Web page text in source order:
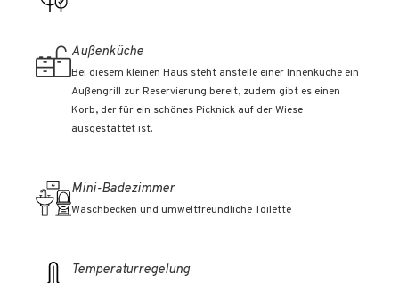
Außenküche
Bei diesem kleinen Haus steht anstelle einer Innenküche ein
Außengrill zur Reservierung bereit, zudem gibt es einen
Korb, der für ein schönes Picknick auf der Wiese
ausgestattet ist.
Mini-Badezimmer
Waschbecken und umweltfreundliche Toilette
Temperaturregelung